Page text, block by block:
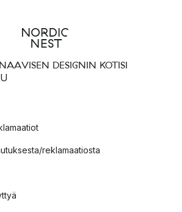
DESIGNIN KOTISI
reklamaatiosta